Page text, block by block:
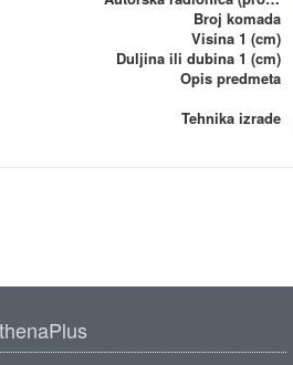
Broj komada
Visina 1 (cm)
Duljina ili dubina 1 (cm)
Opis predmeta
Tehnika izrade